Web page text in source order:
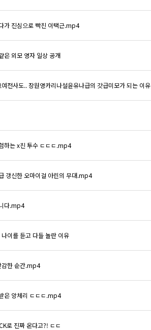
가 진심으로 빡친 이택근.mp4
은 외모 영자 일상 공개
전사도.. 장원영카리나설윤유나급의 갓급미모가 되는 이유
하는 x친 투수 ㄷㄷㄷ.mp4
갱신한 오마이걸 아린의 무대.mp4
다.mp4
이를 듣고 다들 놀란 이유
감한 순간.mp4
은 앙체리 ㄷㄷㄷ.mp4
로 진짜 온다고?! ㄷㄷ